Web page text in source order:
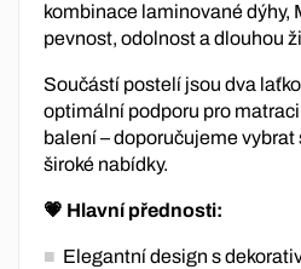
kombinace laminované dýhy,
pevnost, odolnost a dlouhou
Součástí postelí jsou dva
optimální podporu pro
balení – doporučujeme vybrat
široké nabídky.
💗 Hlavní přednosti:
Elegantní design s